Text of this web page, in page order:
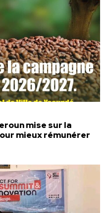
mise sur la
mieux rémunérer